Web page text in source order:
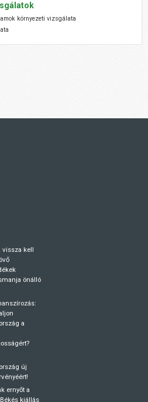
környezeti vizsgálata
vissza kell
önálló
a
új
ernyőt a
kiállás